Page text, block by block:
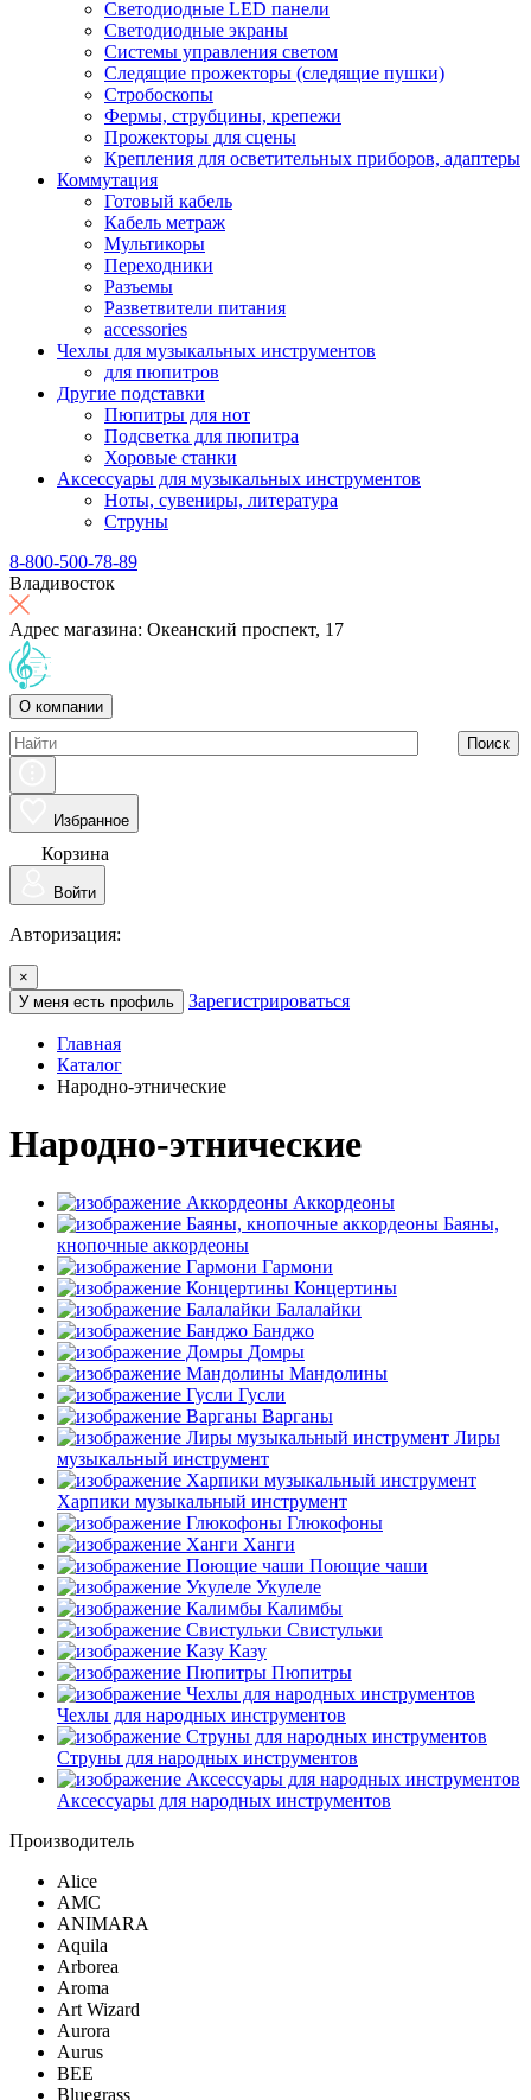
Светодиодные LED панели
Светодиодные экраны
Системы управления светом
Следящие прожекторы (следящие пушки)
Стробоскопы
Фермы, струбцины, крепежи
Прожекторы для сцены
Крепления для осветительных приборов, адаптеры
Коммутация
Готовый кабель
Кабель метраж
Мультикоры
Переходники
Разъемы
Разветвители питания
accessories
Чехлы для музыкальных инструментов
для пюпитров
Другие подставки
Пюпитры для нот
Подсветка для пюпитра
Хоровые станки
Аксессуары для музыкальных инструментов
Ноты, сувениры, литература
Струны
8-800-500-78-89
Владивосток
Адрес магазина: Океанский проспект, 17
О компании
Поиск
Избранное
Корзина
Войти
Авторизация:
×
У меня есть профиль
Зарегистрироваться
Главная
Каталог
Народно-этнические
Народно-этнические
Аккордеоны
Баяны,
кнопочные аккордеоны
Гармони
Концертины
Балалайки
Банджо
Домры
Мандолины
Гусли
Варганы
Лиры
музыкальный инструмент
Харпики музыкальный инструмент
Глюкофоны
Ханги
Поющие чаши
Укулеле
Калимбы
Свистульки
Казу
Пюпитры
Чехлы для народных инструментов
Струны для народных инструментов
Аксессуары для народных инструментов
Производитель
Alice
AMC
ANIMARA
Aquila
Arborea
Aroma
Art Wizard
Aurora
Aurus
BEE
Bluegrass